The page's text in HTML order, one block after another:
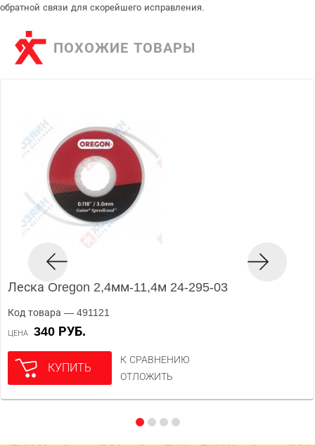
обратной связи для скорейшего исправления.
ПОХОЖИЕ ТОВАРЫ
Леска Oregon 2,4мм-11,4м 24-295-03
Код товара — 491121
ЦЕНА 340 РУБ.
КУПИТЬ
К СРАВНЕНИЮ
ОТЛОЖИТЬ